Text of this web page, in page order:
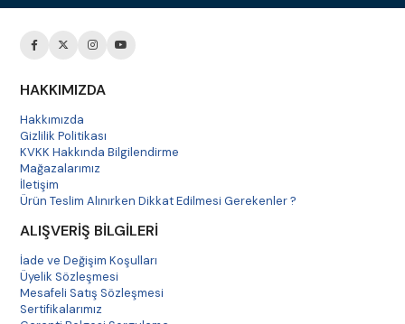
HAKKIMIZDA
Hakkımızda
Gizlilik Politikası
KVKK Hakkında Bilgilendirme
Mağazalarımız
İletişim
Ürün Teslim Alınırken Dikkat Edilmesi Gerekenler ?
ALIŞVERİŞ BİLGİLERİ
İade ve Değişim Koşulları
Üyelik Sözleşmesi
Mesafeli Satış Sözleşmesi
Sertifikalarımız